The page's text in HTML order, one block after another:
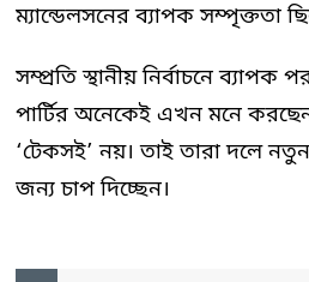
ম্যান্ডেলসনের ব্যাপক সম্পৃক্ততা
সম্প্রতি স্থানীয় নির্বাচনে
পার্টির অনেকেই এখন মনে
‘টেকসই’ নয়। তাই তারা দলে
জন্য চাপ দিচ্ছেন।